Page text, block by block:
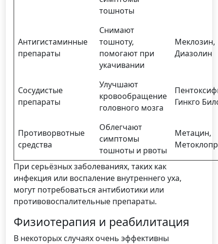
тошноты
Антигистаминные
препараты
Снимают
тошноту,
помогают при
укачивании
Меклозин,
Диазолин
Сосудистые
препараты
Улучшают
кровообращение
головного мозга
Гинкго
Противорвотные
средства
Облегчают
симптомы
тошноты и рвоты
Метацин,
При серьёзных заболеваниях, таких как
инфекция или воспаление внутреннего уха,
могут потребоваться антибиотики или
противовоспалительные препараты.
Физиотерапия и реабилитация
В некоторых случаях очень эффективны